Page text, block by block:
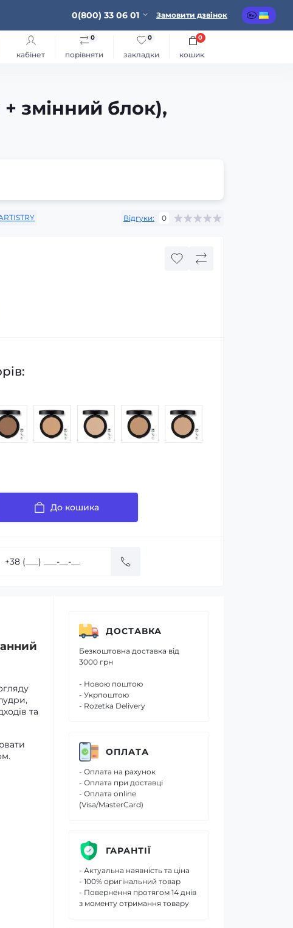
0(800) 33 06 01 Замовити дзвінок
кабінет порівняти
0
закладки
0
кошик
0
змінний блок),
Відгуки: 0
До кошика
та
ДОСТАВКА
Безкоштовна доставка від
3000 грн
- Новою поштою
- Укрпоштою
- Rozetka Delivery
ОПЛАТА
- Оплата на рахунок
- Оплата при доставці
- Оплата online
(Visa/MasterCard)
ГАРАНТІЇ
- Актуальна наявність та ціна
- 100% оригінальний товар
- Повернення протягом 14 днів
з моменту отримання товару